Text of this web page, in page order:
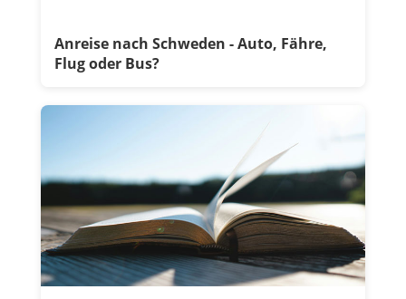
Anreise nach Schweden - Auto, Fähre,
Flug oder Bus?